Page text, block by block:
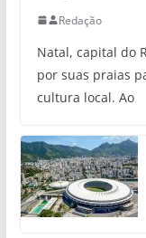
Redação
Natal, capital do
por suas praias
cultura local. Ao